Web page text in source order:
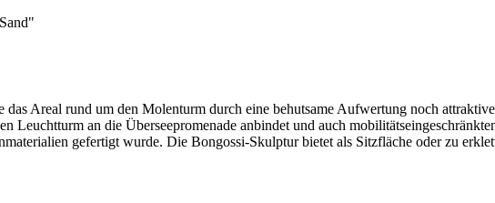
das Areal rund um den Molenturm durch eine behutsame Aufwertung noch
Leuchtturm an die Überseepromenade anbindet und auch
gefertigt wurde. Die Bongossi-Skulptur bietet als Sitzfläche oder zu